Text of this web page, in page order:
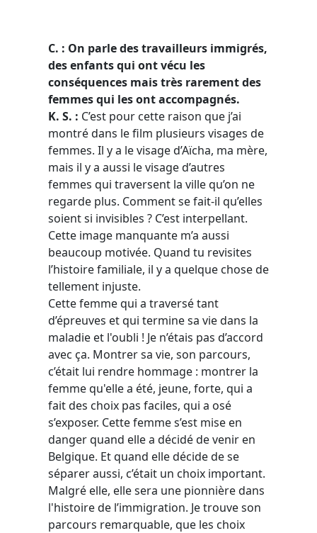
C. : On parle des travailleurs immigrés,
des enfants qui ont vécu les
conséquences mais très rarement des
femmes qui les ont accompagnés.
K. S. : C’est pour cette raison que j’ai
montré dans le film plusieurs visages de
femmes. Il y a le visage d’Aïcha, ma mère,
mais il y a aussi le visage d’autres
femmes qui traversent la ville qu’on ne
regarde plus. Comment se fait-il qu’elles
soient si invisibles ? C’est interpellant.
Cette image manquante m’a aussi
beaucoup motivée. Quand tu revisites
l’histoire familiale, il y a quelque chose de
tellement injuste.
Cette femme qui a traversé tant
d’épreuves et qui termine sa vie dans la
maladie et l'oubli ! Je n’étais pas d’accord
avec ça. Montrer sa vie, son parcours,
c’était lui rendre hommage : montrer la
femme qu'elle a été, jeune, forte, qui a
fait des choix pas faciles, qui a osé
s’exposer. Cette femme s’est mise en
danger quand elle a décidé de venir en
Belgique. Et quand elle décide de se
séparer aussi, c’était un choix important.
Malgré elle, elle sera une pionnière dans
l'histoire de l’immigration. Je trouve son
parcours remarquable, que les choix